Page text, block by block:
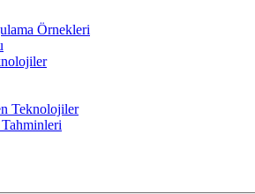
Örnekleri
Teknolojiler